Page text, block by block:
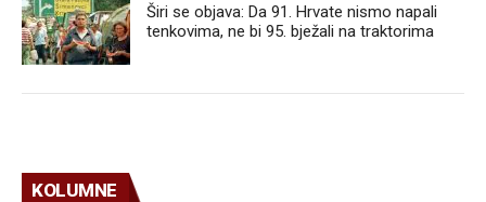
Širi se objava: Da 91. Hrvate nismo napali
tenkovima, ne bi 95. bježali na traktorima
KOLUMNE